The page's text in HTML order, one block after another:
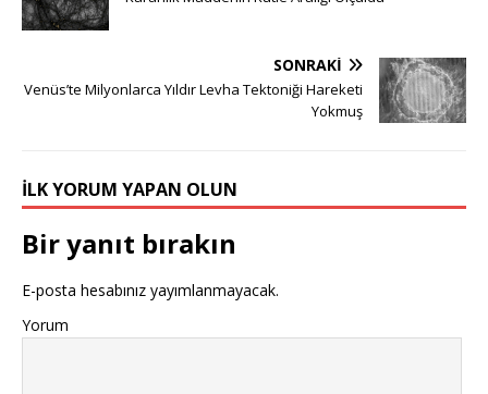
SONRAKI
Venüs’te Milyonlarca Yıldır Levha Tektoniği Hareketi
Yokmuş
İLK YORUM YAPAN OLUN
Bir yanıt bırakın
E-posta hesabınız yayımlanmayacak.
Yorum